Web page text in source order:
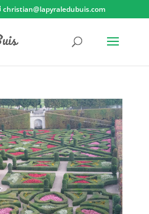
christian@lapyraledubuis.com